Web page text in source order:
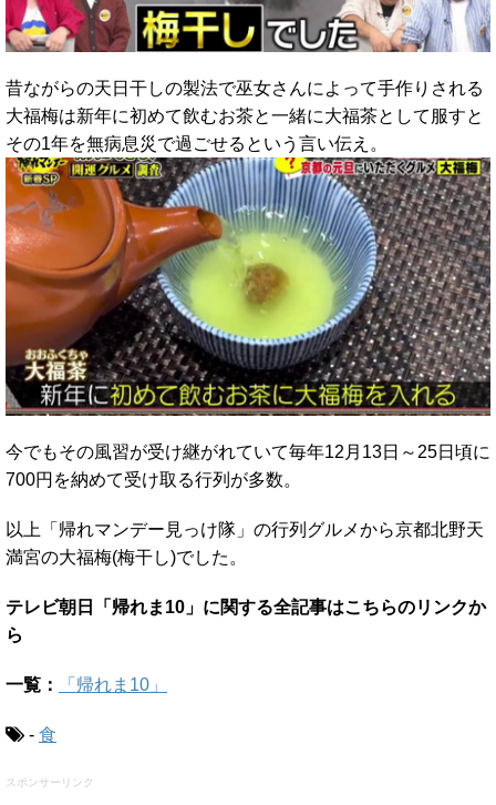
昔ながらの天日干しの製法で巫女さんによって手作りされる
大福梅は新年に初めて飲むお茶と一緒に大福茶として服すと
その1年を無病息災で過ごせるという言い伝え。
今でもその風習が受け継がれていて毎年12月13日～25日頃に
700円を納めて受け取る行列が多数。
以上「帰れマンデー見っけ隊」の行列グルメから京都北野天
満宮の大福梅(梅干し)でした。
テレビ朝日「帰れま10」に関する全記事はこちらのリンクか
ら
一覧： 「帰れま10」
- 食
スポンサーリンク